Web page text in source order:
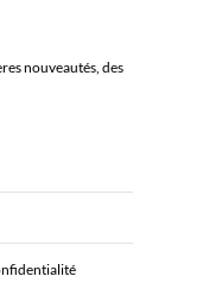
nouveautés, des